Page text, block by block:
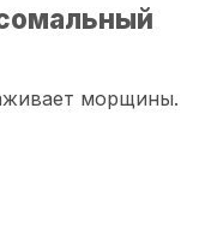
морщины.